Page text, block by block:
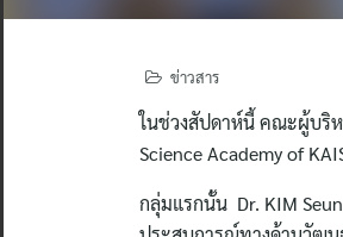
ข่าวสาร
ในช่วงสัปดาห์นี้ คณะผู้บริห
Science Academy of
กลุ่มแรกนั้น Dr. KIM